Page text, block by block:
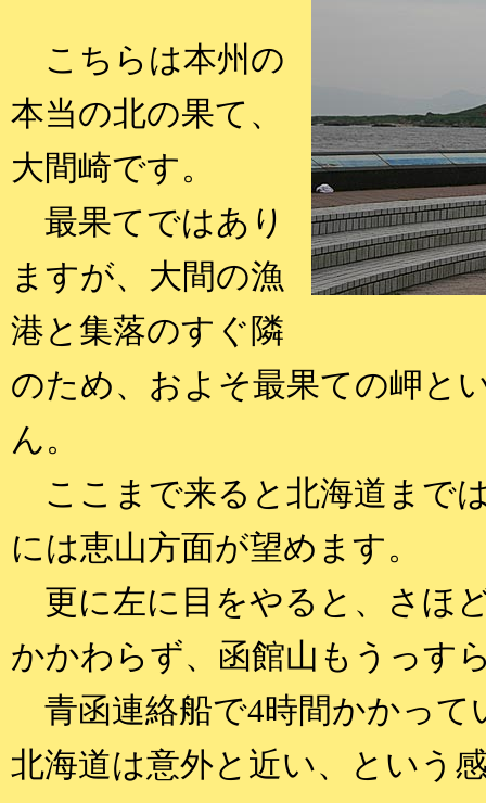
こちらは本州の
本当の北の果て、
大間崎です。
最果てではあり
ますが、大間の漁
港と集落のすぐ隣
のため、およそ最果ての岬と
ん。
ここまで来ると北海道まで
には恵山方面が望めます。
更に左に目をやると、さほ
かかわらず、函館山もうっす
青函連絡船で4時間かかって
北海道は意外と近い、という